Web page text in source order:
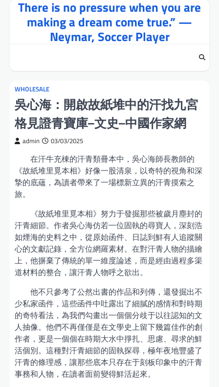
There is no pressure when you are
making a dream come true.” —
Neymar, Soccer Player
WHOLESALE
吳心海：開啟故紙堆中的汗找九宮
格見證青寶庫–文史–中國作家網
admin 03/03/2025
在汗牛充棟的汗青類冊本中，吳心海師長教師的
《故紙堆里覓本相》好像一股清泉，以奇特的視角和深
摯的底蘊，為讀者帶來了一場標新立異的汗青摸索之
旅。
《故紙堆里覓本相》努力于發掘那些被歲月塵封的
汗青細節。作者吳心海仿若一位固執的尋寶人，深刻浩
如煙海的史料之中，從原始函件、日誌到鮮有人追蹤關
心的文獻記錄，全方位網羅素材。在對汗青人物的描繪
上，他摒棄了傳統的單一維度論述，而是經由過程多渠
道材料的整合，讓汗青人物呼之欲出。
他不只參考了公然出書的作品和列傳，還發掘出不
少私家函件，這些函件中吐露出了細膩的感情和對時期
的奇特看法，為我們勾畫出一個個分歧于以往認知的文
人抽像。他們不再僅僅是在文學史上留下幾篇佳作的創
作者，更是一個個在時期大水中掙扎、思慮、尋求的鮮
活個別。這種對汗青細節的固執探尋，極年夜地豐盛了
汗青的條理感，讓那些底本只存在于刻板印象中的汗青
事務和人物，在讀者面前變得鮮活起來。